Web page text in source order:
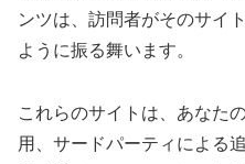
ンツは、訪問者がそのサイ
ように振る舞います。
これらのサイトは、あなた
用、サードパーティによる